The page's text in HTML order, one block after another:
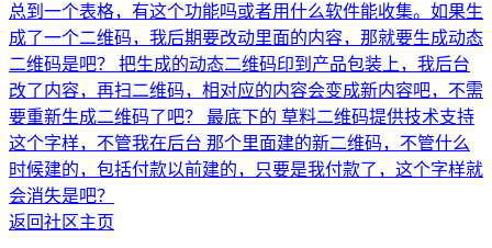
总到一个表格，有这个功能吗或者用什么软件能收集。 如果生
成了一个二维码，我后期要改动里面的内容，那就要生成动态
二维码是吧？ 把生成的动态二维码印到产品包装上，我后台
改了内容，再扫二维码，相对应的内容会变成新内容吧，不需
要重新生成二维码了吧？ 最底下的 草料二维码提供技术支持
这个字样，不管我在后台 那个里面建的新二维码，不管什么
时候建的，包括付款以前建的，只要是我付款了，这个字样就
会消失是吧？
返回社区主页